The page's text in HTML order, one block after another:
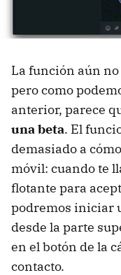
La función aún
pero como
anterior, parece
una beta. El
demasiado a
móvil: cuando te
flotante para
podremos iniciar
desde la parte
en el botón de la
contacto.